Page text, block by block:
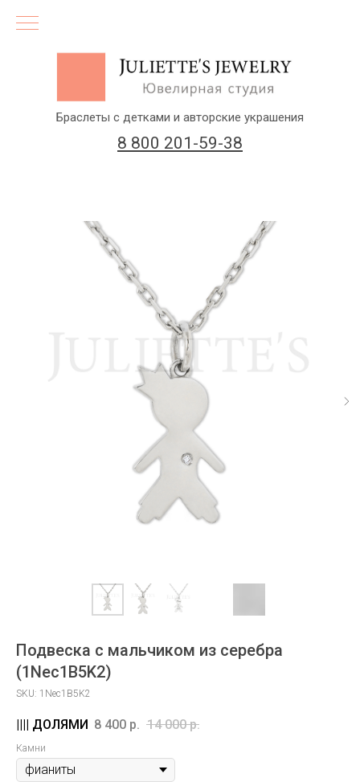
Заказать звонок
8 800 201-59-38
(бесплатный звонок по России)
Браслеты с детками и авторские украшения
Подвеска с мальчиком из серебра
(1Nec1B5K2)
SKU: 1Nec1B5K2
8 400 р. 14 000 р.
Камни